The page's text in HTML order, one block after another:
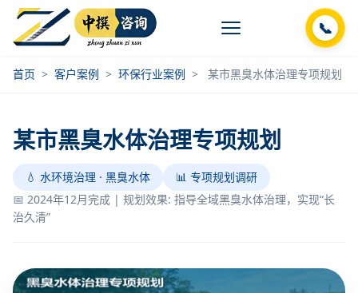
📞
首页 > 客户案例 > 环保行业案例 > 某市黑臭水体治理专项规划
某市黑臭水体治理专项规划
💧 水环境治理 · 黑臭水体
📊 专项规划调研
📅 2024年12月完成 | 规划效果: 指导全域黑臭水体治理，实现“长
治久清”